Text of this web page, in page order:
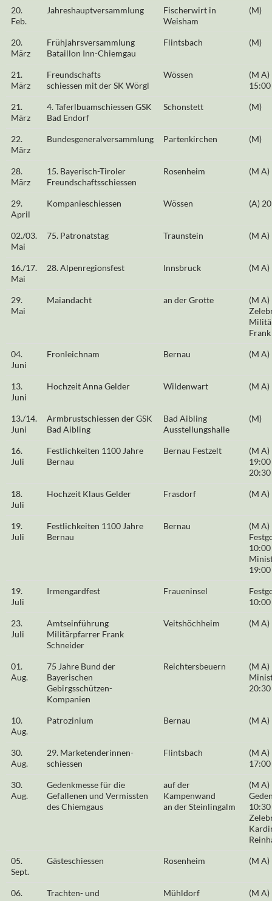
20.
Feb.
Jahreshauptversammlung
Fischerwirt in
Weisham
(M)
20.
März
Frühjahrsversammlung
Bataillon Inn-Chiemgau
Flintsbach (M)
21.
März
Freundschafts
schiessen mit der SK Wörgl
Wössen
(M
15:00
21.
März
4. Taferlbuamschiessen GSK
Bad Endorf
Schonstett (M)
22.
März
Bundesgeneralversammlung Partenkirchen (M)
28.
März
15. Bayerisch-Tiroler
Freundschaftsschiessen
Rosenheim (M A)
29.
April
Kompanieschiessen Wössen (A)
02./03.
Mai
75. Patronatstag Traunstein (M A)
16./17.
Mai
28. Alpenregionsfest Innsbruck (M A)
29.
Mai
Maiandacht an der Grotte
(M A)
04.
Juni
Fronleichnam Bernau (M A)
13.
Juni
Hochzeit Anna Gelder Wildenwart (M A)
13./14.
Juni
Armbrustschiessen der GSK
Bad Aibling
Bad Aibling
Ausstellungshalle
(M)
16.
Juli
Festlichkeiten 1100 Jahre
Bernau
Bernau Festzelt
(M
20:30
18.
Juli
Hochzeit Klaus Gelder Frasdorf (M A)
19.
Juli
Festlichkeiten 1100 Jahre
Bernau
Bernau
(M A)
19:00
19.
Juli
Irmengardfest Fraueninsel
10:00
23.
Juli
Amtseinführung
Militärpfarrer Frank
Schneider
Veitshöchheim (M A)
01.
Aug.
75 Jahre Bund der
Bayerischen
Gebirgsschützen-
Kompanien
Reichtersbeuern
(M A)
20:30
10.
Aug.
Patrozinium Bernau (M A)
30.
Aug.
29. Marketenderinnen-
schiessen
Flintsbach
(M A)
17:00
30.
Aug.
Gedenkmesse für die
Gefallenen und Vermissten
des Chiemgaus
auf der
Kampenwand
an der Steinlingalm
(M A)
10:30
05.
Sept.
Gästeschiessen Rosenheim (M A)
06.
Trachten- und
Mühldorf (M A)